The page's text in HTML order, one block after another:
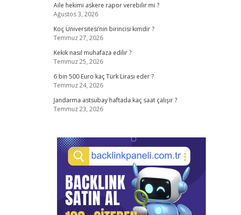
Aile hekimi askere rapor verebilir mi ?
Ağustos 3, 2026
Koç Üniversitesi’nin birincisi kimdir ?
Temmuz 27, 2026
Kekik nasıl muhafaza edilir ?
Temmuz 25, 2026
6 bin 500 Euro kaç Türk Lirası eder ?
Temmuz 24, 2026
Jandarma astsubay haftada kaç saat çalışır ?
Temmuz 23, 2026